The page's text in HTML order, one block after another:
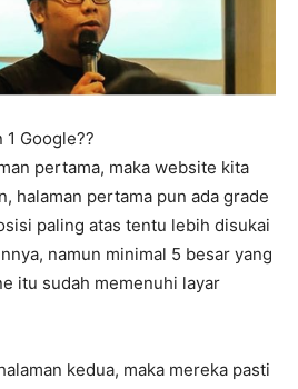
1 Google??
pertama, maka website kita
halaman pertama pun ada grade
paling atas tentu lebih disukai
namun minimal 5 besar yang
itu sudah memenuhi layar
kedua, maka mereka pasti